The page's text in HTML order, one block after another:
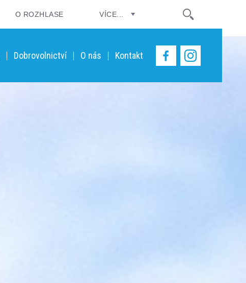
O ROZHLASE VÍCE...
Dobrovolnictví O nás Kontakt